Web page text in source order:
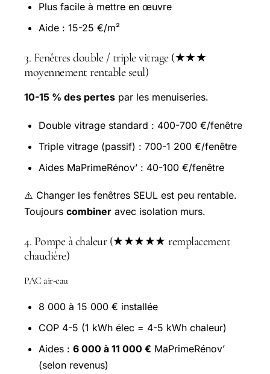
Plus facile à mettre en œuvre
Aide : 15-25 €/m²
3. Fenêtres double / triple vitrage (★★★
moyennement rentable seul)
10-15 % des pertes par les menuiseries.
Double vitrage standard : 400-700 €/fenêtre
Triple vitrage (passif) : 700-1 200 €/fenêtre
Aides MaPrimeRénov’ : 40-100 €/fenêtre
⚠️ Changer les fenêtres SEUL est peu rentable.
Toujours combiner avec isolation murs.
4. Pompe à chaleur (★★★★★ remplacement
chaudière)
PAC air-eau
8 000 à 15 000 € installée
COP 4-5 (1 kWh élec = 4-5 kWh chaleur)
Aides : 6 000 à 11 000 € MaPrimeRénov’
(selon revenus)